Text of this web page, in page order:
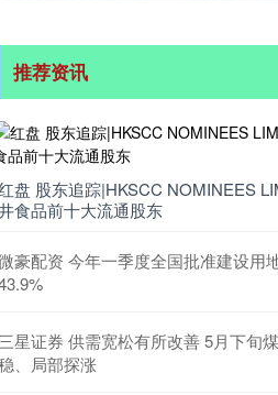
推荐资讯
盘 股东追踪|HKSCC NOMINEES
食品前十大流通股东
豪配资 今年一季度全国批准建设用
星证券 供需宽松有所改善 5月下旬
、局部探涨